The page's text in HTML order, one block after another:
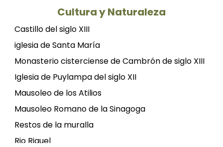
Cultura y Naturaleza
Castillo del siglo XIII
iglesia de Santa María
Monasterio cisterciense de Cambrón de siglo XIII
Iglesia de Puylampa del siglo XII
Mausoleo de los Atilios
Mausoleo Romano de la Sinagoga
Restos de la muralla
Rio Riguel